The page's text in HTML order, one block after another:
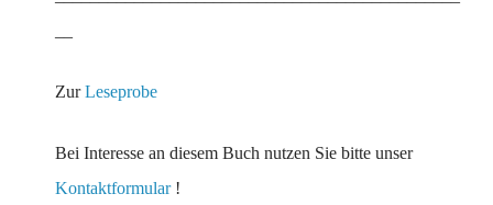
ZurLeseprobe
Bei Interesse an diesem Buch nutzen Sie bitte unser
Kontaktformular !